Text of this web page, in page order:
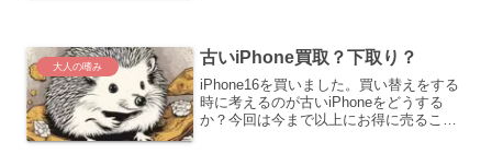
まえからレプリカユニフォ...
大人の嗜み 古いiPhone買取？下取り？
iPhone16を買いました。買い替えをする
時に考えるのが古いiPhoneをどうする
か？今回は今まで以上にお得に売ること